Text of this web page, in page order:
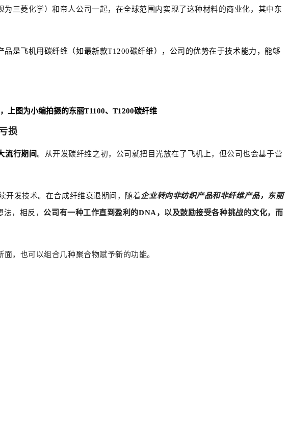
三菱化学）和帝人公司一起，在全球范围内实现了这种材料的商业化，其中东
是飞机用碳纤维（如最新款T1200碳纤维），公司的优势在于技术能力，能够
上图为小编拍摄的东丽T1100、T1200碳纤维
损
流行期间。从开发碳纤维之初，公司就把目光放在了飞机上，但公司也会基于营
开发技术。 在合成纤维衰退期间，随着企业转向非纺织产品和非纤维产品，东丽
法，相反，公司有一种工作直到盈利的DNA，以及鼓励接受各种挑战的文化，而
，也可以组合几种聚合物赋予新的功能。